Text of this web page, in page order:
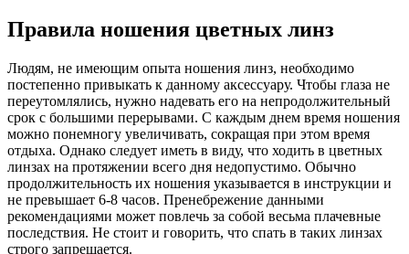
Правила ношения цветных линз
Людям, не имеющим опыта ношения линз, необходимо
постепенно привыкать к данному аксессуару. Чтобы глаза не
переутомлялись, нужно надевать его на непродолжительный
срок с большими перерывами. С каждым днем время ношения
можно понемногу увеличивать, сокращая при этом время
отдыха. Однако следует иметь в виду, что ходить в цветных
линзах на протяжении всего дня недопустимо. Обычно
продолжительность их ношения указывается в инструкции и
не превышает 6-8 часов. Пренебрежение данными
рекомендациями может повлечь за собой весьма плачевные
последствия. Не стоит и говорить, что спать в таких линзах
строго запрещается.